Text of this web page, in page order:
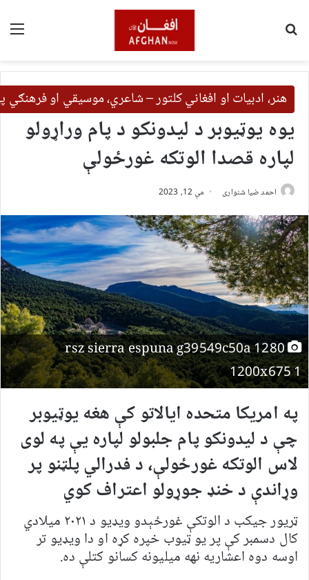
هنر، ادبیات او افغاني کلتور – شاعري، موسیقي او
یوه یوټیوبر د لیدونکو د پام وراړولو
لپاره قصدا الوتکه غورځولې
احمد ضیا شنواری مې 12, 2023
rsz sierra espuna g39549c50a 1280
1200x675 1
په امریکا متحده ایالاتو کې هغه یوټیوبر
چې د لیدونکو پام جلبولو لپاره یې په لوی
لاس الوتکه غورځولې، د فدرالي پلټنو پر
وړاندې د خنډ جوړولو اعتراف کوي
ټریور جیکب د الوتکې غورځېدو ویډيو د ۲۰۲۱ ميلادي
کال دسمبر کې پر یو ټیوب خپره کړه او دا ویډیو تر
اوسه دوه اعشاریه نهه میلیونه کسانو کتلې ده.